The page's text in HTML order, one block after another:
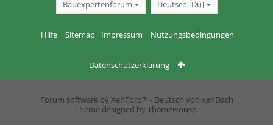
Bauexpertenforum Deutsch [Du]
Hilfe Sitemap Impressum Nutzungsbedingungen
Datenschutzerklärung
Forum software by XenForo™ - Deutsch von xenDach
Theme designed by ThemeHouse.